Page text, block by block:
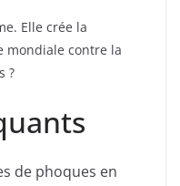
Elle crée la
mondiale contre la
?
de phoques en